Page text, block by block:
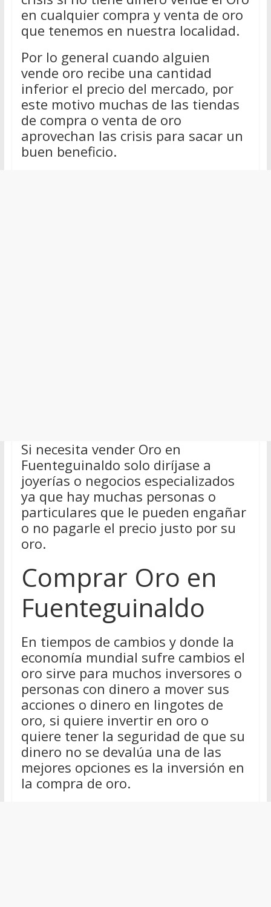
en cualquier compra y venta de oro
que tenemos en nuestra localidad.
Por lo general cuando alguien
vende oro recibe una cantidad
inferior el precio del mercado, por
este motivo muchas de las tiendas
de compra o venta de oro
aprovechan las crisis para sacar un
buen beneficio.
Si necesita vender Oro en
Fuenteguinaldo solo diríjase a
joyerías o negocios especializados
ya que hay muchas personas o
particulares que le pueden engañar
o no pagarle el precio justo por su
oro.
Comprar Oro en
Fuenteguinaldo
En tiempos de cambios y donde la
economía mundial sufre cambios el
oro sirve para muchos inversores o
personas con dinero a mover sus
acciones o dinero en lingotes de
oro, si quiere invertir en oro o
quiere tener la seguridad de que su
dinero no se devalúa una de las
mejores opciones es la inversión en
la compra de oro.